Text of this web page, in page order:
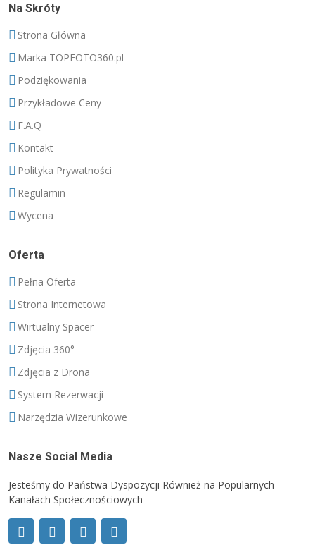
Na Skróty
Strona Główna
Marka TOPFOTO360.pl
Podziękowania
Przykładowe Ceny
F.A.Q
Kontakt
Polityka Prywatności
Regulamin
Wycena
Oferta
Pełna Oferta
Strona Internetowa
Wirtualny Spacer
Zdjęcia 360°
Zdjęcia z Drona
System Rezerwacji
Narzędzia Wizerunkowe
Nasze Social Media
Jesteśmy do Państwa Dyspozycji Również na Popularnych
Kanałach Społecznościowych